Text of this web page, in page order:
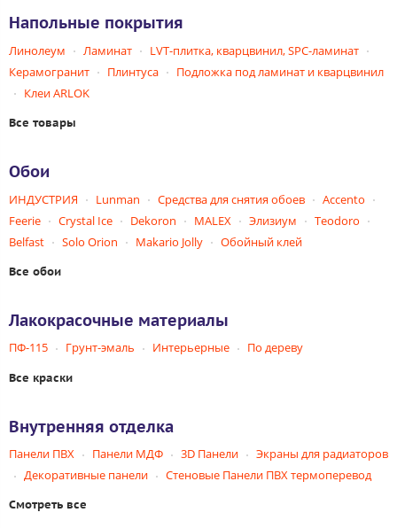
Напольные покрытия
Линолеум Ламинат
LVT-плитка, кварцвинил, SPC-ламинат
Керамогранит
Плинтуса
Подложка под ламинат и кварцвинил
Клеи ARLOK
Все товары
Обои
ИНДУСТРИЯ Lunman Средства для снятия обоев
Accento
Feerie
Crystal Ice Dekoron MALEX Элизиум
Teodoro
Belfast
Solo Orion Makario Jolly Обойный клей
Все обои
Лакокрасочные материалы
ПФ-115 Грунт-эмаль Интерьерные По дереву
Все краски
Внутренняя отделка
Панели ПВХ Панели МДФ 3D Панели
Экраны для радиаторов
Декоративные панели
Стеновые Панели ПВХ термоперевод
Смотреть все